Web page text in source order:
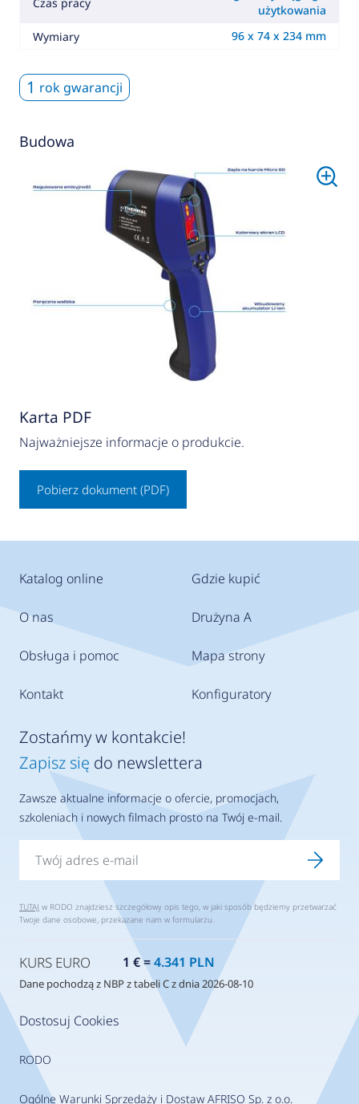
użytkowania
Wymiary
96 x 74 x 234 mm
1 rok gwarancji
Budowa
Karta PDF
Najważniejsze informacje o produkcie.
Pobierz dokument (PDF)
Katalog online
O nas
Obsługa i pomoc
Kontakt
Gdzie kupić
Drużyna A
Mapa strony
Konfiguratory
Dostosuj Cookies
RODO
Ogólne Warunki Sprzedaży i Dostaw AFRISO Sp. z o.o.
Zostańmy w kontakcie!
Zapisz się do newslettera
Zawsze aktualne informacje o ofercie, promocjach,
szkoleniach i nowych filmach prosto na Twój e-mail.
TUTAJ w RODO znajdziesz szczegółowy opis tego, w jaki sposób będziemy przetwarzać
Twoje dane osobowe, przekazane nam w formularzu.
KURS EURO 1 € =4.341 PLN
Dane pochodzą z NBP z tabeli C z dnia 2026-08-10